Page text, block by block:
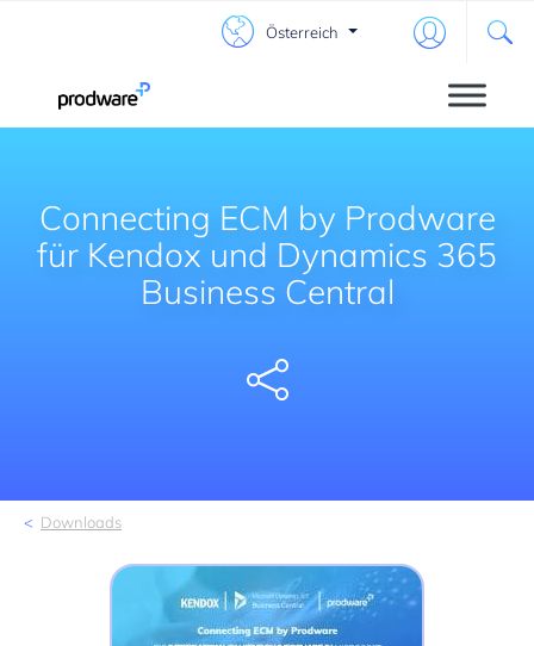
Österreich
Connecting ECM by Prodware
für Kendox und Dynamics 365
Business Central
Downloads